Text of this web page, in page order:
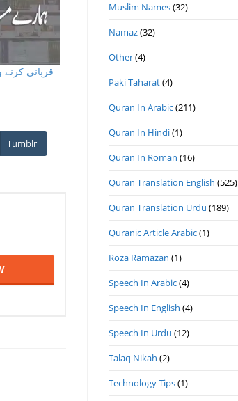
قربانی کرنے
Tumblr
Muslim Names(32)
Namaz(32)
Other(4)
Paki Taharat(4)
Quran In Arabic(211)
Quran In Hindi(1)
Quran In Roman (16)
Quran Translation English (525)
Quran Translation Urdu (189)
Quranic Article Arabic(1)
Roza Ramazan (1)
Speech In Arabic(4)
Speech In English (4)
Speech In Urdu (12)
Talaq Nikah (2)
Technology Tips(1)